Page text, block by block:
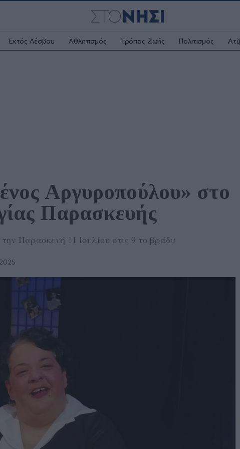
Εκτός Λέσβου Αθλητισμός Τρόπος Ζωής Πολιτισμός
Αργυροπούλου» στο
Παρασκευής
Παρασκευή 11 Ιουλίου στις 9 το βράδυ